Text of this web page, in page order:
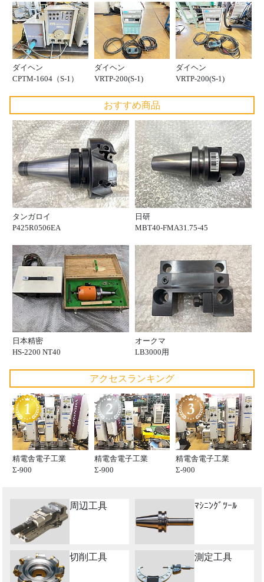
ダイヘン
CPTM-1604（S-1）
ダイヘン
VRTP-200(S-1)
ダイヘン
VRTP-200(S-1)
おすすめ商品
タンガロイ
P425R0506EA
日研
MBT40-FMA31.75-45
日本精密
HS-2200 NT40
オークマ
LB3000用
アクセスランキング
精電舎電子工業
Σ-900
精電舎電子工業
Σ-900
精電舎電子工業
Σ-900
周辺工具 ﾏｼﾆﾝｸﾞﾂｰﾙ
切削工具 測定工具